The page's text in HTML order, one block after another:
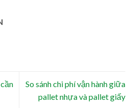
So sánh chi phí vận hành giữa
pallet nhựa và pallet giấy